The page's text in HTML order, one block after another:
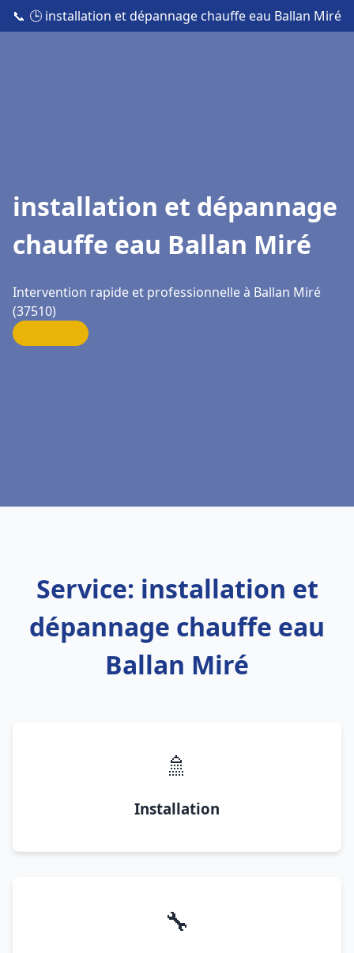
📞 🕒 installation et dépannage chauffe eau Ballan Miré
installation et dépannage
chauffe eau Ballan Miré
Intervention rapide et professionnelle à Ballan Miré
(37510)
Service: installation et
dépannage chauffe eau
Ballan Miré
🚿
Installation
🔧